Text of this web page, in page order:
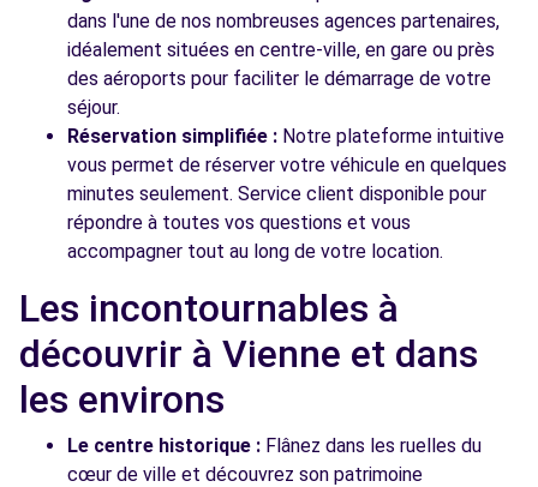
dans l'une de nos nombreuses agences partenaires,
idéalement situées en centre-ville, en gare ou près
des aéroports pour faciliter le démarrage de votre
séjour.
Réservation simplifiée : Notre plateforme intuitive
vous permet de réserver votre véhicule en quelques
minutes seulement. Service client disponible pour
répondre à toutes vos questions et vous
accompagner tout au long de votre location.
Les incontournables à
découvrir à Vienne et dans
les environs
Le centre historique : Flânez dans les ruelles du
cœur de ville et découvrez son patrimoine